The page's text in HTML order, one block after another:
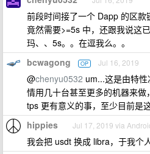
前段时间接了一个 Dapp 的区
竟然需要>=5s 中，还跟我说这
玛、、5s。。在逗我么。。
bcwagong OP Jul 16, 2019
@chenyu0532 um...这是由特
情用几十台甚至更多的机器来
tps 更有意义的事，至少目前是这
hippies Jul 17, 2019 via
我会把 usdt 换成 libra，于我个